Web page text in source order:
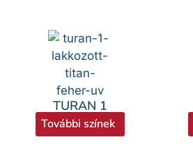
TURAN 1
További színek